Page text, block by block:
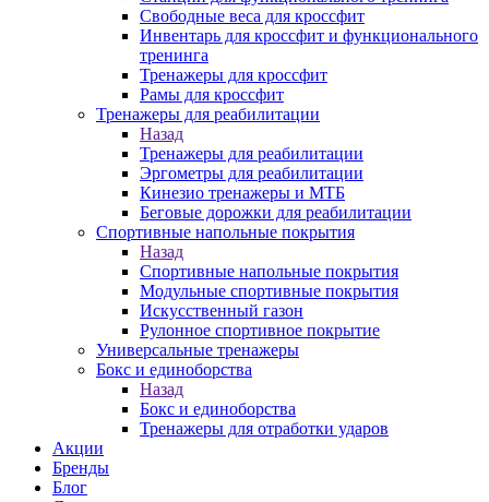
Свободные веса для кроссфит
Инвентарь для кроссфит и функционального
тренинга
Тренажеры для кроссфит
Рамы для кроссфит
Тренажеры для реабилитации
Назад
Тренажеры для реабилитации
Эргометры для реабилитации
Кинезио тренажеры и МТБ
Беговые дорожки для реабилитации
Спортивные напольные покрытия
Назад
Спортивные напольные покрытия
Модульные спортивные покрытия
Искусственный газон
Рулонное спортивное покрытие
Универсальные тренажеры
Бокс и единоборства
Назад
Бокс и единоборства
Тренажеры для отработки ударов
Акции
Бренды
Блог